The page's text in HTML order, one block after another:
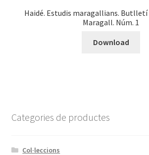
Haidé. Estudis maragallians. Butlletí
Maragall. Núm. 1
Download
Categories de productes
Col·leccions